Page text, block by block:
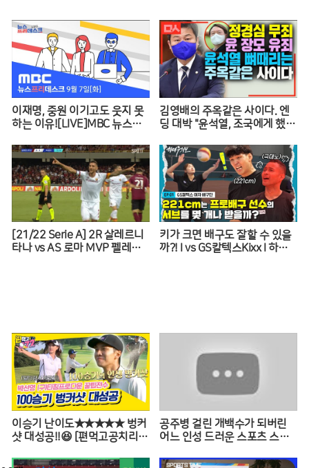
이재명, 중원 이기고도 웃지 못
하는 이유![LIVE]MBC 뉴스프
김영배의 주옥같은 사이다. 엔
딩 대박 "윤석열, 조국에게 했던
[21/22 Serie A] 2R 살레르니
타나 vs AS 로마 MVP 펠레그
키가 크면 배구도 잘할 수 있을
까?! l vs GS칼텍스Kixx l 하태
이승기 난이도★★★★★ 벙커
샷 대성공!!😆 [편먹고공치리|2
공주병 걸린 개백수가 되버린
어느 인성 드러운 스포츠 스타
화]